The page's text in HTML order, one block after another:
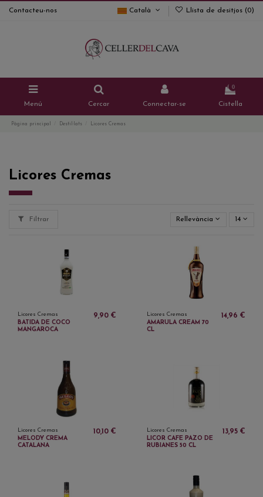
Contacteu-nos Català Llista de desitjos (0)
Menú Cercar Connectar-se
0
Cistella
Pàgina principal Destil·lats Licores Cremas
Licores Cremas
Filtrar Rellevància 14
Licores Cremas
BATIDA DE COCO
MANGAROCA
9,90 € Licores Cremas
AMARULA CREAM 70
CL
14,96 €
Licores Cremas
MELODY CREMA
CATALANA
10,10 € Licores Cremas
LICOR CAFE PAZO DE
RUBIANES 50 CL
13,95 €